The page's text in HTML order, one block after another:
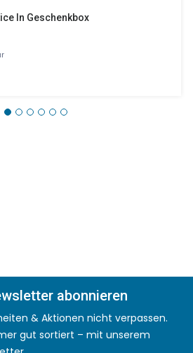
In Geschenkbox
abonnieren
& Aktionen nicht verpassen.
gut sortiert – mit unserem